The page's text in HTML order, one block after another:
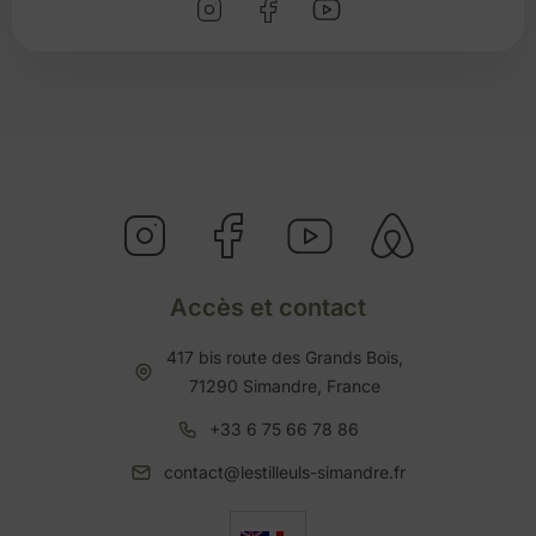
Accès et contact
417 bis route des Grands Bois,
71290 Simandre, France
+33 6 75 66 78 86
contact@lestilleuls-simandre.fr